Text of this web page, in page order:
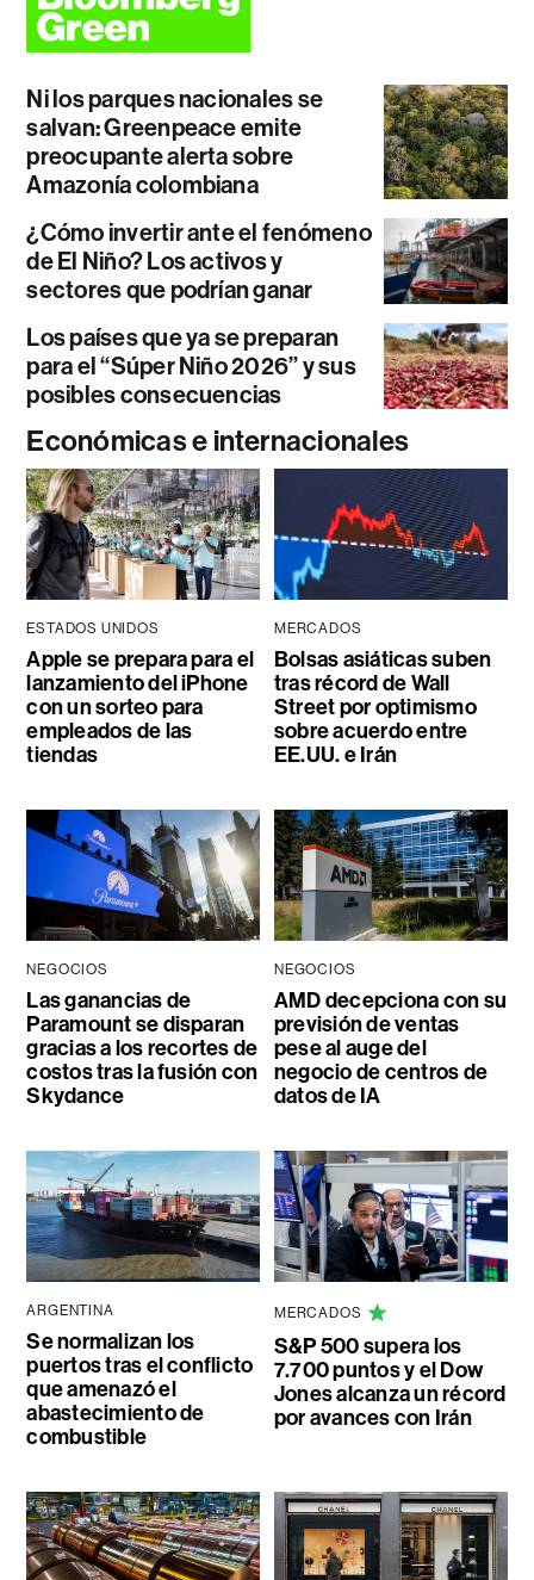
Ni los parques nacionales se
salvan: Greenpeace emite
preocupante alerta sobre
Amazonía colombiana
¿Cómo invertir ante el fenómeno
de El Niño? Los activos y
sectores que podrían ganar
Los países que ya se preparan
para el “Súper Niño 2026” y sus
posibles consecuencias
Económicas e internacionales
ESTADOS UNIDOS
Apple se prepara para el
lanzamiento del iPhone
con un sorteo para
empleados de las
tiendas
MERCADOS
Bolsas asiáticas suben
tras récord de Wall
Street por optimismo
sobre acuerdo entre
EE.UU. e Irán
NEGOCIOS
Las ganancias de
Paramount se disparan
gracias a los recortes de
costos tras la fusión con
Skydance
NEGOCIOS
AMD decepciona con su
previsión de ventas
pese al auge del
negocio de centros de
datos de IA
ARGENTINA
Se normalizan los
puertos tras el conflicto
que amenazó el
abastecimiento de
combustible
MERCADOS
S&P 500 supera los
7.700 puntos y el Dow
Jones alcanza un récord
por avances con Irán